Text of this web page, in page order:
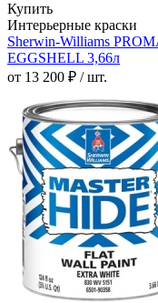
Купить
Интерьерные краски
Sherwin-Williams
EGGSHELL 3,66л
от 13 200 ₽ / шт.